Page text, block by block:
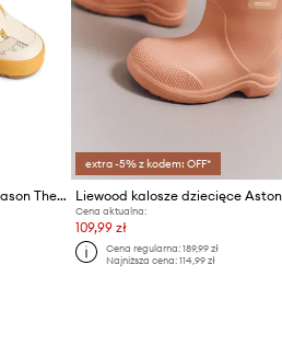
Liewood kalosze dziecięce Mason Thermo Rainboot
extra -5% z kodem: OFF*
Cena aktualna:
109,99 zł
Cena regularna: 189,99 zł
Najniższa cena: 114,99 zł